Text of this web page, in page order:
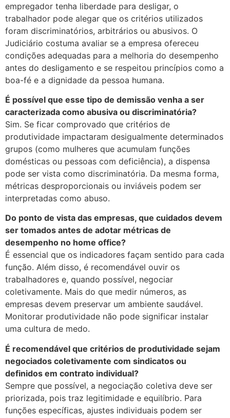
empregador tenha liberdade para desligar, o
trabalhador pode alegar que os critérios utilizados
foram discriminatórios, arbitrários ou abusivos. O
Judiciário costuma avaliar se a empresa ofereceu
condições adequadas para a melhoria do desempenho
antes do desligamento e se respeitou princípios como a
boa-fé e a dignidade da pessoa humana.
É possível que esse tipo de demissão venha a ser
caracterizada como abusiva ou discriminatória?
Sim. Se ficar comprovado que critérios de
produtividade impactaram desigualmente determinados
grupos (como mulheres que acumulam funções
domésticas ou pessoas com deficiência), a dispensa
pode ser vista como discriminatória. Da mesma forma,
métricas desproporcionais ou inviáveis podem ser
interpretadas como abuso.
Do ponto de vista das empresas, que cuidados devem
ser tomados antes de adotar métricas de
desempenho no home office?
É essencial que os indicadores façam sentido para cada
função. Além disso, é recomendável ouvir os
trabalhadores e, quando possível, negociar
coletivamente. Mais do que medir números, as
empresas devem preservar um ambiente saudável.
Monitorar produtividade não pode significar instalar
uma cultura de medo.
É recomendável que critérios de produtividade sejam
negociados coletivamente com sindicatos ou
definidos em contrato individual?
Sempre que possível, a negociação coletiva deve ser
priorizada, pois traz legitimidade e equilíbrio. Para
funções específicas, ajustes individuais podem ser